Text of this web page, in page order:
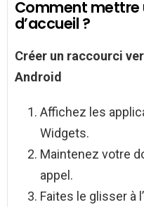
Comment mettre
d’accueil ?
Créer un raccourci
Android
Affichez les
Widgets.
Maintenez votre
appel.
Faites le glisser à